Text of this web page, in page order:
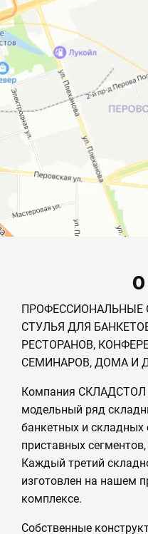
СТУЛЬЯ ДЛЯ
РЕСТОРАНОВ,
СЕМИНАРОВ, ДОМА И
Компания СКЛАДСТОЛ
модельный ряд
банкетных и складных
приставных
Каждый третий
изготовлен на нашем
комплексе.
Собственные